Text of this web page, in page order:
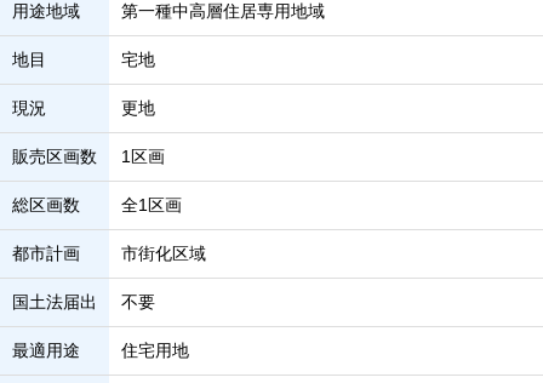
用途地域 第一種中高層住居専用地域
地目 宅地
現況 更地
販売区画数 1区画
総区画数 全1区画
都市計画 市街化区域
国土法届出 不要
最適用途 住宅用地